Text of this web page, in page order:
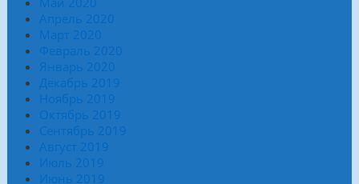
Апрель 2020
Март 2020
Февраль 2020
Январь 2020
Декабрь 2019
Ноябрь 2019
Октябрь 2019
Сентябрь 2019
Август 2019
Июль 2019
Июнь 2019